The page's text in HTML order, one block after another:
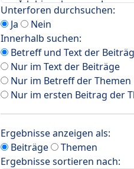
Unterforen durchsuchen:
Ja
Nein
Innerhalb suchen:
Betreff und Text der
Nur im Text der Beiträge
Nur im Betreff der Themen
Nur im ersten Beitrag der
Ergebnisse anzeigen als:
Beiträge
Themen
Ergebnisse sortieren nach: